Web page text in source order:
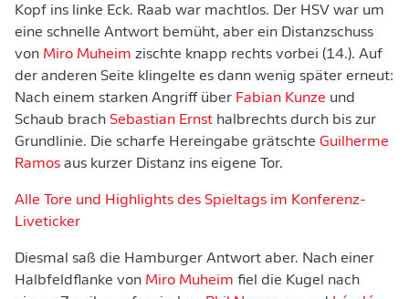
Kopf ins linke Eck. Raab war machtlos. Der HSV war um
eine schnelle Antwort bemüht, aber ein Distanzschuss
von Miro Muheim zischte knapp rechts vorbei (14.). Auf
der anderen Seite klingelte es dann wenig später erneut:
Nach einem starken Angriff über Fabian Kunze und
Schaub brach Sebastian Ernst halbrechts durch bis zur
Grundlinie. Die scharfe Hereingabe grätschte Guilherme
Ramos aus kurzer Distanz ins eigene Tor.
Alle Tore und Highlights des Spieltags im Konferenz-
Liveticker
Diesmal saß die Hamburger Antwort aber. Nach einer
Halbfeldflanke von Miro Muheim fiel die Kugel nach